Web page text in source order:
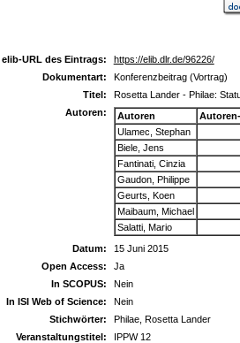
elib-URL des Eintrags:
https://elib.dlr.de/96226/
Dokumentart:
Konferenzbeitrag (Vortrag)
Titel:
Rosetta Lander - Philae:
Autoren:
Autoren
Ulamec, Stephan
Biele, Jens
Fantinati, Cinzia
Gaudon, Philippe
Geurts, Koen
Maibaum, Michael
Salatti, Mario
Datum:
15 Juni 2015
Open Access:
Ja
In SCOPUS:
Nein
In ISI Web of Science:
Nein
Stichwörter:
Philae, Rosetta Lander
Veranstaltungstitel:
IPPW 12